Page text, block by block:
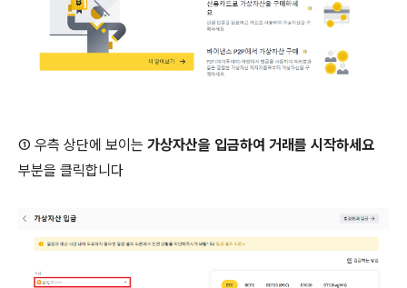
① 우측 상단에 보이는 가상자산을 입금하여 거래를 시작하세요
부분을 클릭합니다